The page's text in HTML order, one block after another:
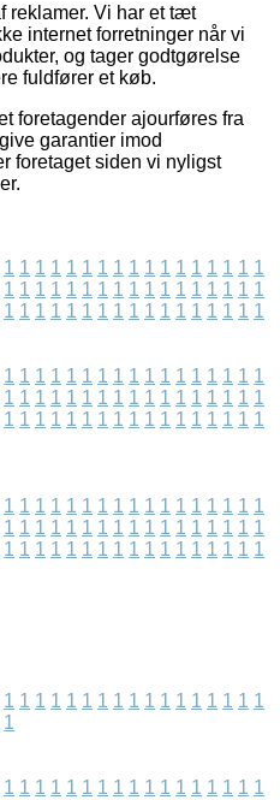
reklamer. Vi har et tæt
internet forretninger når vi
og tager godtgørelse
fuldfører et køb.
foretagender ajourføres fra
garantier imod
foretaget siden vi nyligst
1 1 1 1 1 1 1 1 1 1 1 1 1 1 1 1 1
1 1 1 1 1 1 1 1 1 1 1 1 1 1 1 1 1
1 1 1 1 1 1 1 1 1 1 1 1 1 1 1 1 1
1 1 1 1 1 1 1 1 1 1 1 1 1 1 1 1 1
1 1 1 1 1 1 1 1 1 1 1 1 1 1 1 1 1
1 1 1 1 1 1 1 1 1 1 1 1 1 1 1 1 1
1 1 1 1 1 1 1 1 1 1 1 1 1 1 1 1 1
1 1 1 1 1 1 1 1 1 1 1 1 1 1 1 1 1
1 1 1 1 1 1 1 1 1 1 1 1 1 1 1 1 1
1 1 1 1 1 1 1 1 1 1 1 1 1 1 1 1 1
1
1 1 1 1 1 1 1 1 1 1 1 1 1 1 1 1 1